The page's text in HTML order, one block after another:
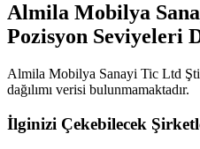
Almila Mobilya
Pozisyon Seviyeleri
Almila Mobilya Sanayi Tic Ltd Şti
dağılımı verisi bulunmamaktadır.
İlginizi Çekebilecek